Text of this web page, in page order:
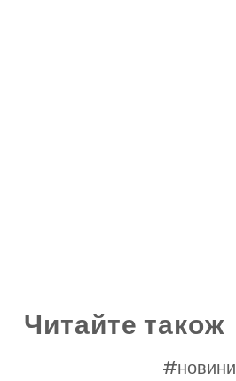
Читайте також
#новини